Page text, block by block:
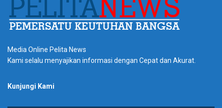
Media Online Pelita News
Kami selalu menyajikan informasi dengan Cepat dan Akurat.
Kunjungi Kami